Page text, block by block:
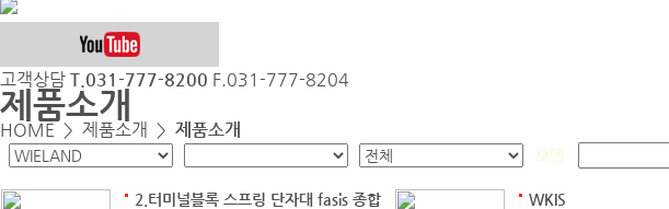
고객상담 T.031-777-8200 F.031-777-8204
제품소개
HOME > 제품소개 > 제품소개
모델
2.터미널블록 스프링 단자대 fasis 종합
WKIS